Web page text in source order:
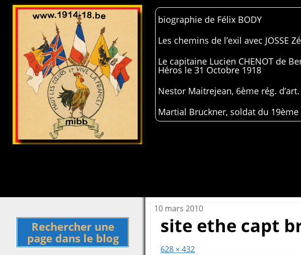
biographie de Félix BODY
Les chemins de l’exil avec JOSSE
Le capitaine Lucien CHENOT de
Héros le 31 Octobre 1918
Nestor Maitrejean, 6ème rég.
Martial Bruckner, soldat du 19ème
Rechercher une
page dans le blog
10 mars 2010
site ethe capt
628 × 432